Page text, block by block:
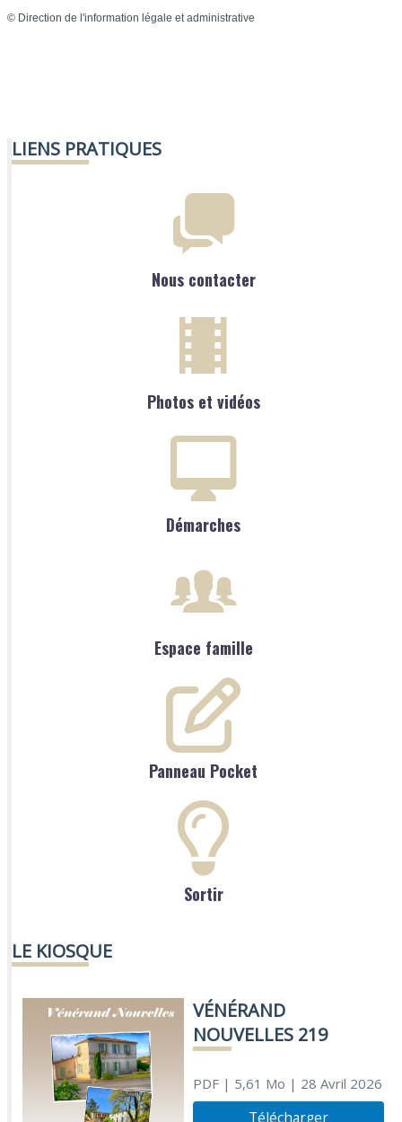
© Direction de l'information légale et administrative
LIENS PRATIQUES
Nous contacter
Photos et vidéos
Démarches
Espace famille
Panneau Pocket
Sortir
LE KIOSQUE
VÉNÉRAND
NOUVELLES 219
PDF| 5,61 Mo | 28 Avril 2026
Télécharger